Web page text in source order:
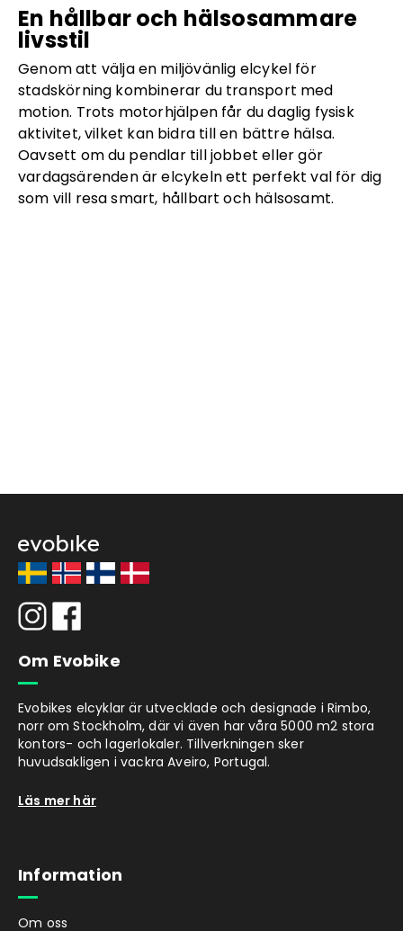
En hållbar och hälsosammare
livsstil
Genom att välja en miljövänlig elcykel för
stadskörning kombinerar du transport med
motion. Trots motorhjälpen får du daglig fysisk
aktivitet, vilket kan bidra till en bättre hälsa.
Oavsett om du pendlar till jobbet eller gör
vardagsärenden är elcykeln ett perfekt val för dig
som vill resa smart, hållbart och hälsosamt.
Om Evobike
Evobikes elcyklar är utvecklade och designade i Rimbo,
norr om Stockholm, där vi även har våra 5000 m2 stora
kontors- och lagerlokaler. Tillverkningen sker
huvudsakligen i vackra Aveiro, Portugal.
Läs mer här
Information
Om oss